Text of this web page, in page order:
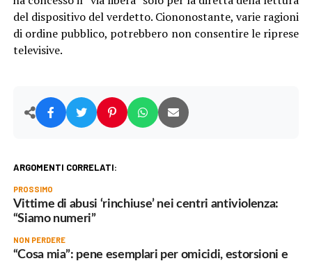
del dispositivo del verdetto. Ciononostante, varie ragioni
di ordine pubblico, potrebbero non consentire le riprese
televisive.
ARGOMENTI CORRELATI:
PROSSIMO
Vittime di abusi ‘rinchiuse’ nei centri antiviolenza:
“Siamo numeri”
NON PERDERE
“Cosa mia”: pene esemplari per omicidi, estorsioni e